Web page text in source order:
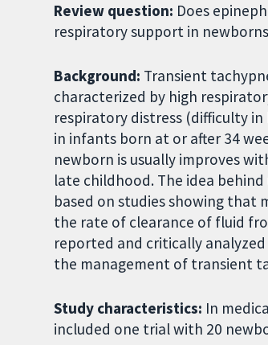
Review question: Does
respiratory support in
Background: Transient
characterized by high
respiratory distress (difficulty
in infants born at or after 34
newborn is usually improves
late childhood. The idea
based on studies showing that
the rate of clearance of fluid
reported and critically
the management of transient
Study characteristics: In
included one trial with 20